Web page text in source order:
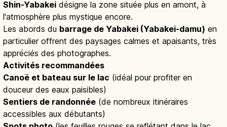
Shin-Yabakei désigne la zone située plus en amont, à
l'atmosphère plus mystique encore.
Les abords du barrage de Yabakei (Yabakei-damu) en
particulier offrent des paysages calmes et apaisants, très
appréciés des photographes.
Activités recommandées
Canoë et bateau sur le lac (idéal pour profiter en
douceur des eaux paisibles)
Sentiers de randonnée (de nombreux itinéraires
accessibles aux débutants)